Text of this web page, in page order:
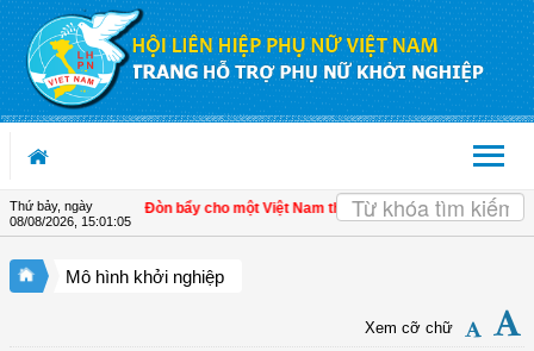
Truy cập nội dung luôn
Thứ bảy, ngày
08/08/2026 15:01:05
kinh tế tư nhân - Đòn bẩy cho một Việt Nam thịnh vượng | Hội LHPN tỉnh
Mô hình khởi nghiệp
Xem cỡ chữ